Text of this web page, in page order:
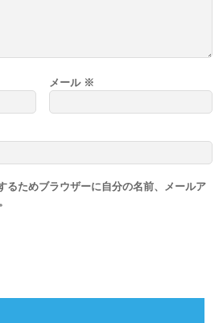
メール ※
るためブラウザーに自分の名前、メールア